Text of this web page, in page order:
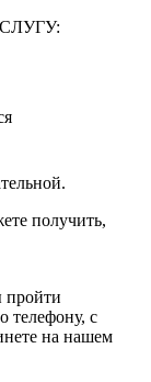
получить,
пройти
телефону, с
на нашем